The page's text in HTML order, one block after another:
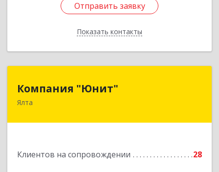
Отправить заявку
Показать контакты
Отправить заявку
Назад
Компания "Юнит"
Ялта
Клиентов на сопровождении 28
298600, Крым Респ, Ялта г, Васильева ул, дом №